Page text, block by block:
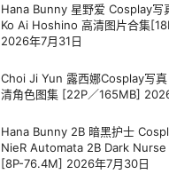
Hana Bunny 星野爱 Cosplay写
Ko Ai Hoshino 高清图片合集
2026年7月31日
Choi Ji Yun 露西娜Cosplay写
清角色图集 [22P／165MB]
Hana Bunny 2B 暗黑护士
NieR Automata 2B Dark Nurse
[8P-76.4M] 2026年7月30日